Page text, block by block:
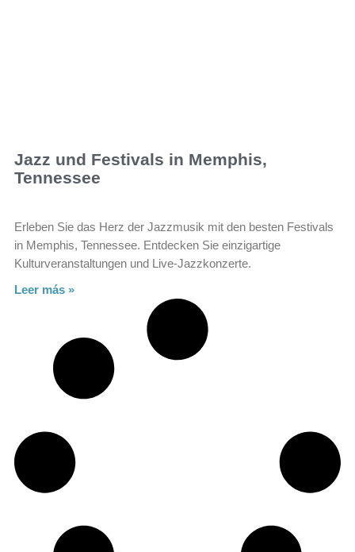
Jazz und Festivals in Memphis,
Tennessee
Erleben Sie das Herz der Jazzmusik mit den besten Festivals
in Memphis, Tennessee. Entdecken Sie einzigartige
Kulturveranstaltungen und Live-Jazzkonzerte.
Leer más »